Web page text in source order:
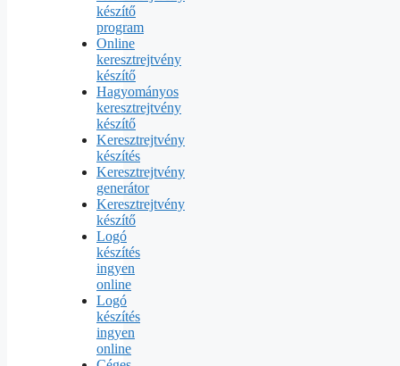
készítő
program
Online
keresztrejtvény
készítő
Hagyományos
keresztrejtvény
készítő
Keresztrejtvény
készítés
Keresztrejtvény
generátor
Keresztrejtvény
készítő
Logó
készítés
ingyen
online
Logó
készítés
ingyen
online